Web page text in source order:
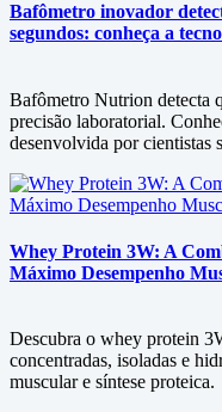
Bafômetro inovador
segundos: conheça a
Bafômetro Nutrion detecta
precisão laboratorial.
desenvolvida por cientistas
Whey Protein 3W: A
Máximo Desempenho
Descubra o whey protein
concentradas, isoladas e
muscular e síntese proteica.